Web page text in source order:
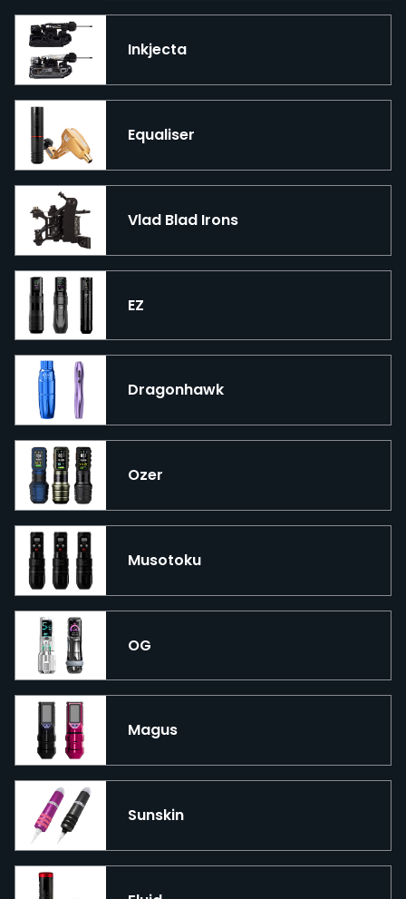
Inkjecta
Equaliser
Vlad Blad Irons
EZ
Dragonhawk
Ozer
Musotoku
OG
Magus
Sunskin